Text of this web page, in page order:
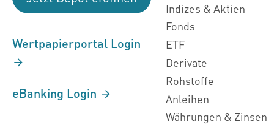
Wertpapierportal Login
eBanking Login
Indizes & Aktien
Fonds
ETF
Derivate
Rohstoffe
Anleihen
Währungen & Zinsen